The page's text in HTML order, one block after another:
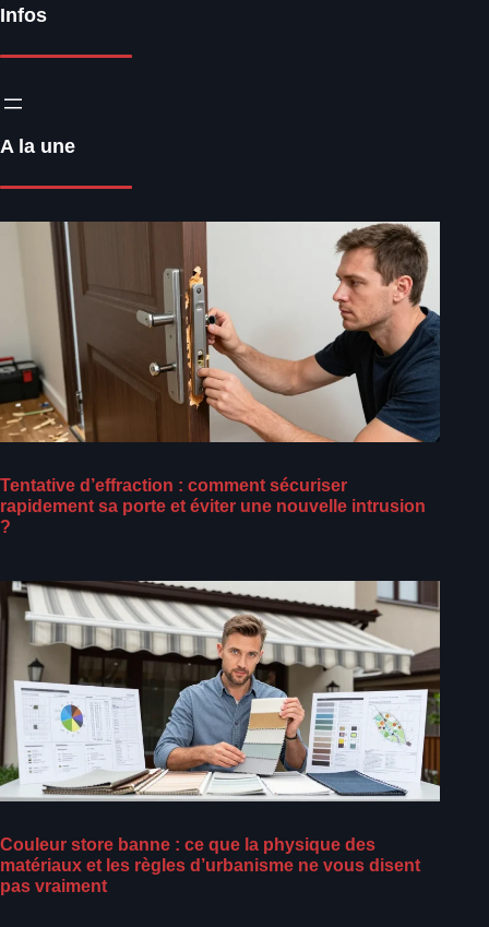
Infos
A la une
Tentative d’effraction : comment sécuriser
rapidement sa porte et éviter une nouvelle intrusion
?
Couleur store banne : ce que la physique des
matériaux et les règles d’urbanisme ne vous disent
pas vraiment